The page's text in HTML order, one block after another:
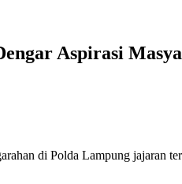
Aspirasi
di Polda Lampung jajaran